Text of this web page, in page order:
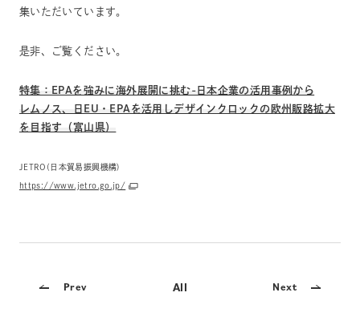
集いただいています。
是非、ご覧ください。
特集：EPAを強みに海外展開に挑む-日本企業の活用事例から
レムノス、日EU・EPAを活用しデザインクロックの欧州販路拡大
を目指す（富山県）
JETRO(日本貿易振興機構)
https://www.jetro.go.jp/
Prev All Next